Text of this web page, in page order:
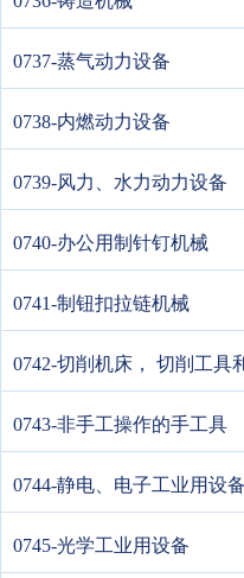
0737-蒸气动力设备
0738-内燃动力设备
0739-风力、水力动力设备
0740-办公用制针钉机械
0741-制钮扣拉链机械
0742-切削机床， 切削工具
0743-非手工操作的手工具
0744-静电、电子工业用设备
0745-光学工业用设备